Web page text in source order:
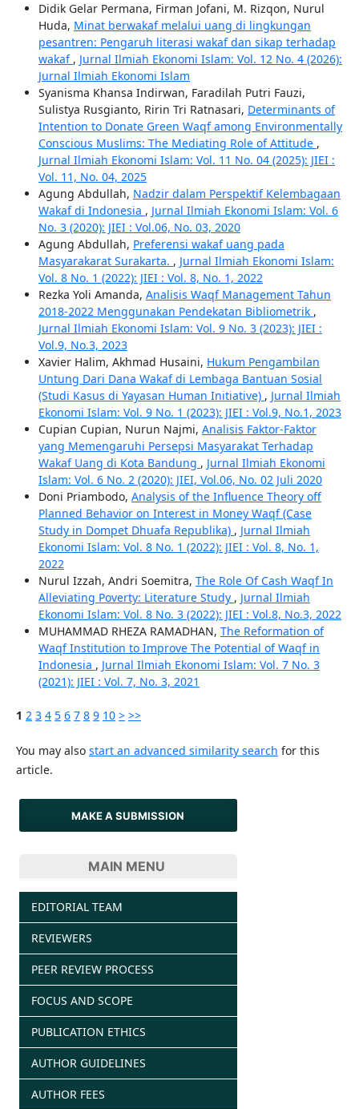
Didik Gelar Permana, Firman Jofani, M. Rizqon, Nurul
Huda, Minat berwakaf melalui uang di lingkungan
pesantren: Pengaruh literasi wakaf dan sikap terhadap
wakaf , Jurnal Ilmiah Ekonomi Islam: Vol. 12 No. 4 (2026):
Jurnal Ilmiah Ekonomi Islam
Syanisma Khansa Indirwan, Faradilah Putri Fauzi,
Sulistya Rusgianto, Ririn Tri Ratnasari, Determinants of
Intention to Donate Green Waqf among Environmentally
Conscious Muslims: The Mediating Role of Attitude ,
Jurnal Ilmiah Ekonomi Islam: Vol. 11 No. 04 (2025): JIEI :
Vol. 11, No. 04, 2025
Agung Abdullah, Nadzir dalam Perspektif Kelembagaan
Wakaf di Indonesia , Jurnal Ilmiah Ekonomi Islam: Vol. 6
No. 3 (2020): JIEI : Vol.06, No. 03, 2020
Agung Abdullah, Preferensi wakaf uang pada
Masyarakarat Surakarta. , Jurnal Ilmiah Ekonomi Islam:
Vol. 8 No. 1 (2022): JIEI : Vol. 8, No. 1, 2022
Rezka Yoli Amanda, Analisis Waqf Management Tahun
2018-2022 Menggunakan Pendekatan Bibliometrik ,
Jurnal Ilmiah Ekonomi Islam: Vol. 9 No. 3 (2023): JIEI :
Vol.9, No.3, 2023
Xavier Halim, Akhmad Husaini, Hukum Pengambilan
Untung Dari Dana Wakaf di Lembaga Bantuan Sosial
(Studi Kasus di Yayasan Human Initiative) , Jurnal Ilmiah
Ekonomi Islam: Vol. 9 No. 1 (2023): JIEI : Vol.9, No.1, 2023
Cupian Cupian, Nurun Najmi, Analisis Faktor-Faktor
yang Memengaruhi Persepsi Masyarakat Terhadap
Wakaf Uang di Kota Bandung , Jurnal Ilmiah Ekonomi
Islam: Vol. 6 No. 2 (2020): JIEI, Vol.06, No. 02 Juli 2020
Doni Priambodo, Analysis of the Influence Theory off
Planned Behavior on Interest in Money Waqf (Case
Study in Dompet Dhuafa Republika) , Jurnal Ilmiah
Ekonomi Islam: Vol. 8 No. 1 (2022): JIEI : Vol. 8, No. 1,
2022
Nurul Izzah, Andri Soemitra, The Role Of Cash Waqf In
Alleviating Poverty: Literature Study , Jurnal Ilmiah
Ekonomi Islam: Vol. 8 No. 3 (2022): JIEI : Vol.8, No.3, 2022
MUHAMMAD RHEZA RAMADHAN, The Reformation of
Waqf Institution to Improve The Potential of Waqf in
Indonesia , Jurnal Ilmiah Ekonomi Islam: Vol. 7 No. 3
(2021): JIEI : Vol. 7, No. 3, 2021
1 2 3 4 5 6 7 8 9 10 > >>
You may also start an advanced similarity search for this
article.
MAKE A SUBMISSION
MAIN MENU
EDITORIAL TEAM
REVIEWERS
PEER REVIEW PROCESS
FOCUS AND SCOPE
PUBLICATION ETHICS
AUTHOR GUIDELINES
AUTHOR FEES